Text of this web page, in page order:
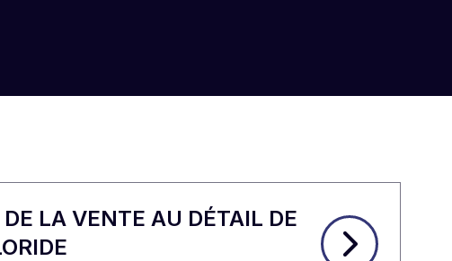
LA VENTE AU DÉTAIL DE